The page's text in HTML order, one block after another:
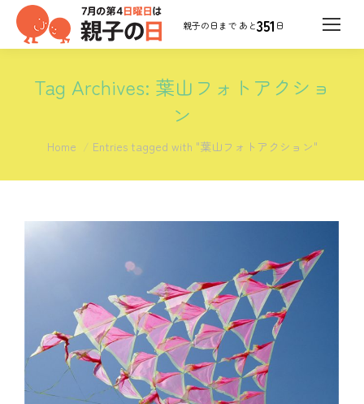
351 日
Tag Archives: 葉山フォトアクショ
ン
You are here:
Home Entries tagged with "葉山フォトアクション"